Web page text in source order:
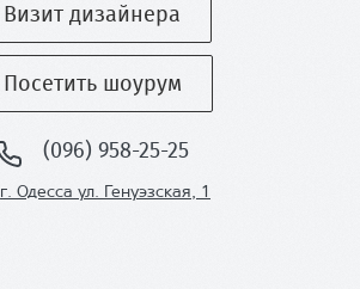
г. Одесса ул. Генуэзская, 1
(096) 958-25-25
Посетить шоурум
Визит дизайнера